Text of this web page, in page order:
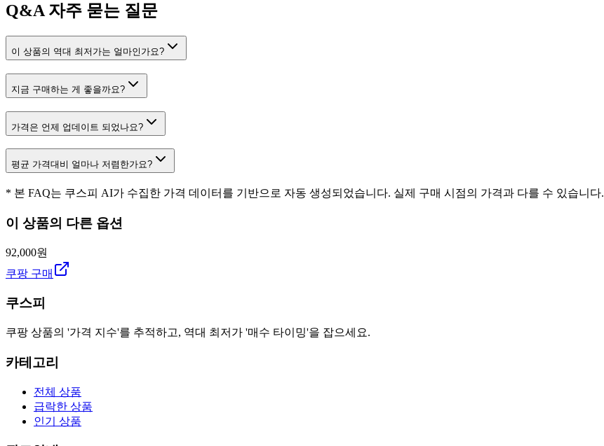
Q&A자주 묻는 질문
이 상품의 역대 최저가는 얼마인가요?
지금 구매하는 게 좋을까요?
가격은 언제 업데이트 되었나요?
평균 가격대비 얼마나 저렴한가요?
* 본 FAQ는 쿠스피 AI가 수집한 가격 데이터를 기반으로 자동 생성되었습니다. 실제 구매 시점의 가격과 다를 수 있습니다.
이 상품의 다른 옵션
92,000원
쿠팡 구매
쿠스피
쿠팡 상품의 '가격 지수'를 추적하고, 역대 최저가 '매수 타이밍'을 잡으세요.
카테고리
전체 상품
급락한 상품
인기 상품